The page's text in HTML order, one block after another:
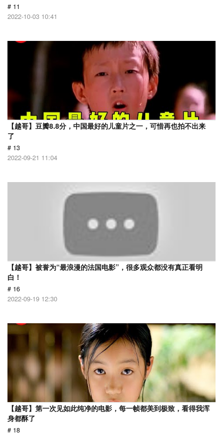
# 11
2022-10-03 10:41
【越哥】豆瓣8.8分，中国最好的儿童片之一，可惜再也拍不出来
了
# 13
2022-09-21 11:04
【越哥】被誉为“最浪漫的法国电影”，很多观众都没有真正看明
白！
# 16
2022-09-19 12:30
【越哥】第一次见如此纯净的电影，每一帧都美到极致，看得我浑
身都酥了
# 18